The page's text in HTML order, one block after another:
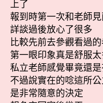
上了
報到時第一次和老師
詳談過後放心了很多
比較先前去參觀看過
第一眼印象真是舒服
私立老師感覺畢竟還
不過說實在的唸這所
是非常隨意的決定